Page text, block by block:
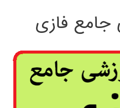
جامع فازی